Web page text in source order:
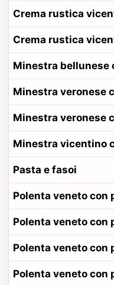
Crema rustica
Minestra bellunese
Minestra veronese
Minestra vicentino
Pasta e fasoi